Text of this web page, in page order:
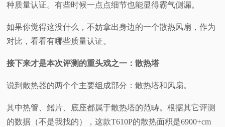
种质量认证。有些时候一点点细节也能显得霸气侧漏。
如果你觉得这没什么，不妨拿出身边的一个散热风扇，作为
对比，看看有哪些质量认证。
接下来才是本次评测的重头戏之一：散热塔
说到散热器的两个个主要组成部分：散热塔和风扇。
其中热管、鳍片、底座都属于散热塔的范畴。根据其它评测
的数据（不是我找的），这款T610P的散热面积是6900+cm